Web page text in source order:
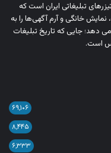
تبلیغاتی ایران است که
نمایش خانگی و آرم‌ آگهی‌ها را به‌
دهد؛ جایی که تاریخ تبلیغات
است.
۶۹,۱۰۶
۸,۴۴۵
۶,۳۳۳